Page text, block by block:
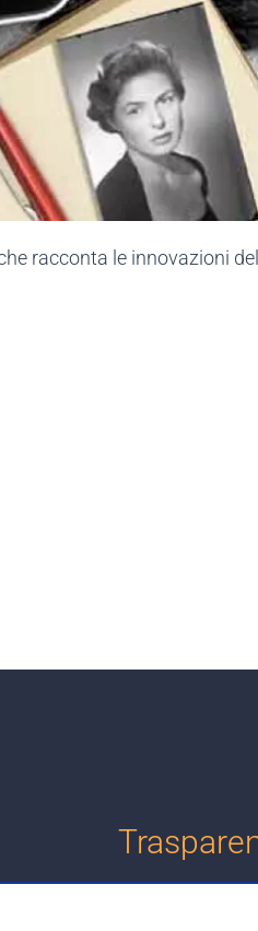
racconta le innovazioni